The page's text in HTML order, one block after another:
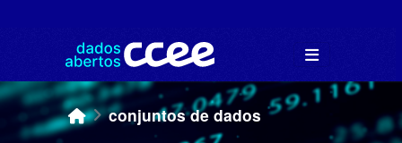
conjuntos de dados